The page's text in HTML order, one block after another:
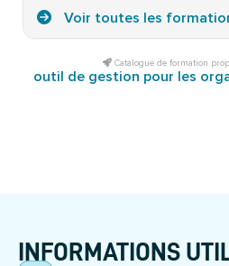
Voir toutes les
Catalogue de formation
outil de gestion pour les
INFORMATIONS